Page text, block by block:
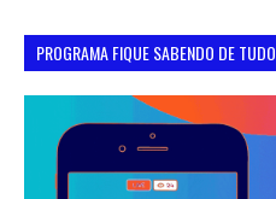
PROGRAMA FIQUE SABENDO DE TUDO